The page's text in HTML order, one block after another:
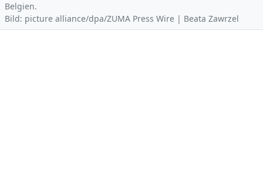
Belgien.
Bild: picture alliance/dpa/ZUMA Press Wire | Beata Zawrzel